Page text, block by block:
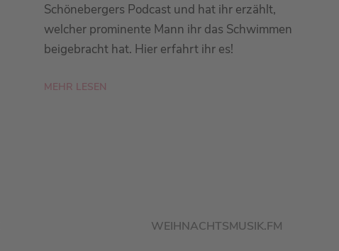
Schönebergers Podcast und hat ihr erzählt,
welcher prominente Mann ihr das Schwimmen
beigebracht hat. Hier erfahrt ihr es!
MEHR LESEN
WEIHNACHTSMUSIK.FM